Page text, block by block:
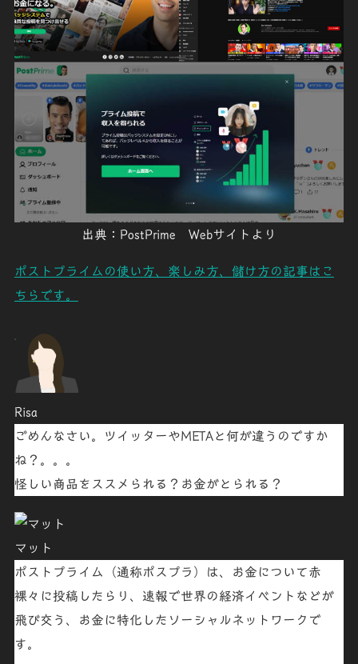
出典：PostPrime Webサイトより
ポストプライムの使い方、楽しみ方、儲け方の記事はこ
ちらです。
Risa
ごめんなさい。ツイッターやMETAと何が違うのですか
ね？。。。
怪しい商品をススメられる？お金がとられる？
マット
ポストプライム（通称ポスプラ）は、
お金について赤
裸々に投稿したらり、速報で世界の経済イベントなどが
飛び交う、お金に特化したソーシャルネットワークで
す。